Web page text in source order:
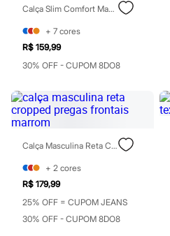
Cabelos
Escovas e Pentes
Finalizadores
Shampoo
Tratamento
Hidratante
Protetor solar
Tratamento
Esfoliante
Protetor solar
Tônicos
Maquiagens
Base
Batom
Calça Slim Comfort Masculina De Sarja Preto
+ 7 cores
R$ 159,99
30% OFF - CUPOM 8DO8
Calça Masculina Reta Cropped Pregas Frontais Marrom
+ 2 cores
R$ 179,99
25% OFF = CUPOM JEANS
30% OFF - CUPOM 8DO8